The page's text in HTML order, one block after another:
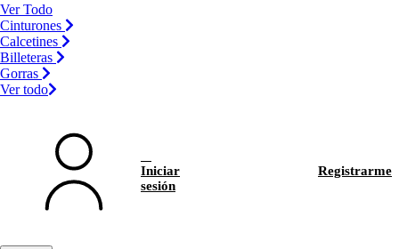
Ver Todo
Cinturones
Calcetines
Billeteras
Gorras
Ver todo
Iniciar
sesión
Registrarme